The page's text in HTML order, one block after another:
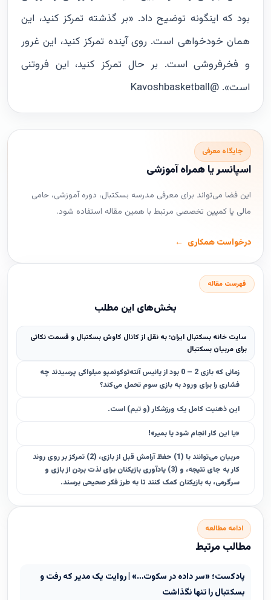
بود که اینگونه توضیح داد. «بر گذشته تمرکز کنید، این
همان خودخواهی است. روی آینده تمرکز کنید، این غرور
و فخرفروشى است. بر حال تمرکز کنید، این فروتنی
است». @Kavoshbasketball
جایگاه معرفی
اسپانسر یا همراه آموزشی
این فضا می‌تواند برای معرفی مدرسه بسکتبال، دوره آموزشی، حامی
مالی یا کمپین تخصصی مرتبط با همین مقاله استفاده شود.
درخواست همکاری
فهرست مقاله
بخش‌های این مطلب
سایت خانه بسکتبال ایران؛ به نقل از کانال کاوش بسکتبال و قسمت نکاتی
برای مربیان بسکتبال
زمانی که بازی 2 – 0 بود از یانیس آنته‌توکونمپو میلواکی پرسیدند چه
فشاری را برای ورود به بازی سوم تحمل می‌کند؟
این ذهنیت کامل یک ورزشکار (و تیم) است.
«یا این کار انجام شود یا بمیر»!
مربیان می‌توانند با (1) حفظ آرامش قبل از بازی، (2) تمرکز بر روی روند
کار به جای نتیجه، و (3) یادآوری بازیکنان برای لذت بردن از بازی و
سرگرمی، به بازیکنان کمک کنند تا به طرز فکر صحیحی برسند.
ادامه مطالعه
مطالب مرتبط
پادکست؛ «سر داده در سکوت…» | روایت یک مدیر که رفت و
بسکتبال را تنها نگذاشت